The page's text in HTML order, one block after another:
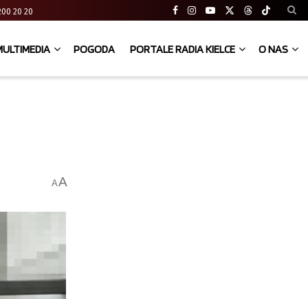
200 20 20
POGODA PORTALE RADIA KIELCE O NAS
AA